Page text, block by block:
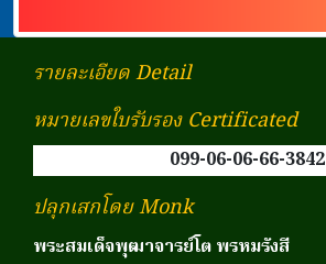
รายละเอียด Detail
หมายเลขใบรับรอง Certificated
099-06-06-66-3842
ปลุกเสกโดย Monk
พระสมเด็จพุฒาจารย์โต พรหมรังสี